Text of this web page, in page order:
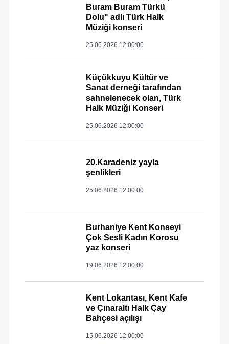
Buram Buram Türkü
Dolu" adlı Türk Halk
Müziği konseri
25.06.2026 12:00:00
Küçükkuyu Kültür ve
Sanat derneği tarafından
sahnelenecek olan, Türk
Halk Müziği Konseri
25.06.2026 12:00:00
20.Karadeniz yayla
şenlikleri
25.06.2026 12:00:00
Burhaniye Kent Konseyi
Çok Sesli Kadın Korosu
yaz konseri
19.06.2026 12:00:00
Kent Lokantası, Kent Kafe
ve Çınaraltı Halk Çay
Bahçesi açılışı
15.06.2026 12:00:00